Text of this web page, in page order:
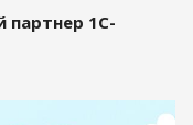
партнер 1С-